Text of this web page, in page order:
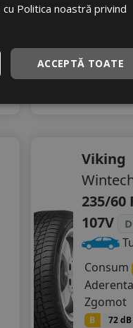
715 RON
In stoc -
livrare
4
Viking
235/60
107V
Consum
Aderenta
Zgomot
B 72 dB
Politica noastră privind
ACCEPTĂ TOATE